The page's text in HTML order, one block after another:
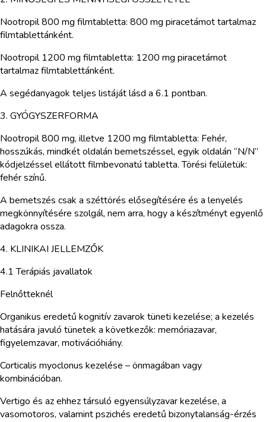
Nootropil 800 mg filmtabletta: 800 mg piracetámot tartalmaz
filmtablettánként.
Nootropil 1200 mg filmtabletta: 1200 mg piracetámot
tartalmaz filmtablettánként.
A segédanyagok teljes listáját lásd a 6.1 pontban.
3. GYÓGYSZERFORMA
Nootropil 800 mg, illetve 1200 mg filmtabletta: Fehér,
hosszúkás, mindkét oldalán bemetszéssel, egyik oldalán “N/N”
kódjelzéssel ellátott filmbevonatú tabletta. Törési felületük:
fehér színű.
A bemetszés csak a széttörés elősegítésére és a lenyelés
megkönnyítésére szolgál, nem arra, hogy a készítményt egyenlő
adagokra ossza.
4. KLINIKAI JELLEMZŐK
4.1 Terápiás javallatok
Felnőtteknél
Organikus eredetű kognitív zavarok tüneti kezelése; a kezelés
hatására javuló tünetek a következők: memóriazavar,
figyelemzavar, motivációhiány.
Corticalis myoclonus kezelése – önmagában vagy
kombinációban.
Vertigo és az ehhez társuló egyensúlyzavar kezelése, a
vasomotoros, valamint pszichés eredetű bizonytalanság-érzés